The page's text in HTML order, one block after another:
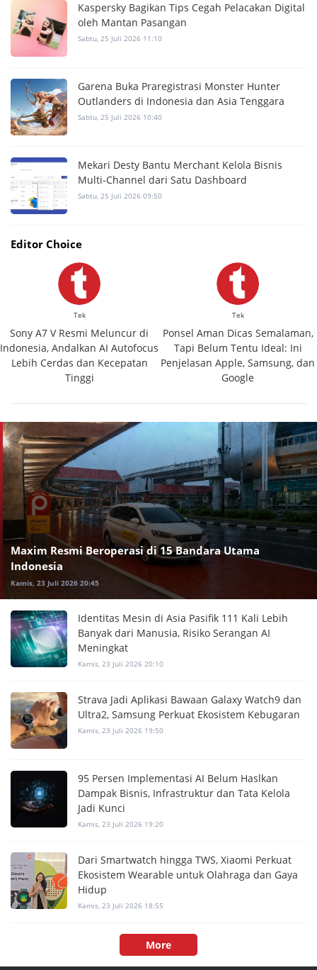
Kaspersky Bagikan Tips Cegah Pelacakan Digital
oleh Mantan Pasangan
Sabtu, 25 Juli 2026 11:10
Garena Buka Praregistrasi Monster Hunter
Outlanders di Indonesia dan Asia Tenggara
Sabtu, 25 Juli 2026 10:40
Mekari Desty Bantu Merchant Kelola Bisnis
Multi-Channel dari Satu Dashboard
Sabtu, 25 Juli 2026 09:50
Editor Choice
Tek
Sony A7 V Resmi Meluncur di
Indonesia, Andalkan AI Autofocus
Lebih Cerdas dan Kecepatan
Tinggi
Tek
Ponsel Aman Dicas Semalaman,
Tapi Belum Tentu Ideal: Ini
Penjelasan Apple, Samsung, dan
Google
Maxim Resmi Beroperasi di 15 Bandara Utama
Indonesia
Kamis, 23 Juli 2026 20:45
Identitas Mesin di Asia Pasifik 111 Kali Lebih
Banyak dari Manusia, Risiko Serangan AI
Meningkat
Kamis, 23 Juli 2026 20:10
Strava Jadi Aplikasi Bawaan Galaxy Watch9 dan
Ultra2, Samsung Perkuat Ekosistem Kebugaran
Kamis, 23 Juli 2026 19:50
95 Persen Implementasi AI Belum Haslkan
Dampak Bisnis, Infrastruktur dan Tata Kelola
Jadi Kunci
Kamis, 23 Juli 2026 19:20
Dari Smartwatch hingga TWS, Xiaomi Perkuat
Ekosistem Wearable untuk Olahraga dan Gaya
Hidup
Kamis, 23 Juli 2026 18:55
More